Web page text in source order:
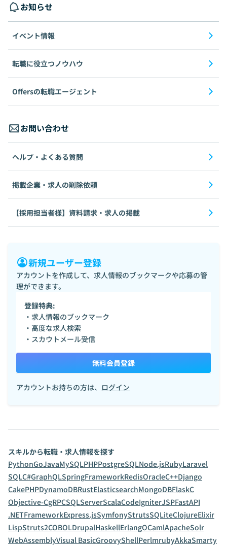
お知らせ
イベント情報
転職に役立つノウハウ
Offersの転職エージェント
お問い合わせ
ヘルプ・よくある質問
掲載企業・求人の削除依頼
【採用担当者様】資料請求・求人の掲載
新規ユーザー登録
アカウントを作成して、求人情報のブックマークや応募の管
理ができます。
登録特典:
・求人情報のブックマーク
・高度な求人検索
・スカウトメール受信
無料会員登録
アカウントお持ちの方は、 ログイン
スキルから転職・求人情報を探す
PythonGoJavaMySQLPHPPostgreSQLNode.jsRubyLaravel
SQLC#GraphQLSpringFrameworkRedisOracleC++Django
CakePHPDynamoDBRustElasticsearchMongoDBFlaskC
Objective-CgRPCSQLServerScalaCodeIgniterJSPFastAPI
.NETFrameworkExpress.jsSymfonyStrutsSQLiteClojureElixir
LispStruts2COBOLDrupalHaskellErlangOCamlApacheSolr
WebAssemblyVisual BasicGroovyShellPerlmrubyAkkaSmarty